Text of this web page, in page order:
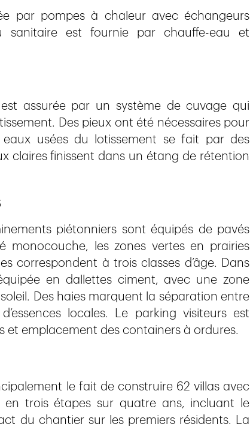
par pompes à chaleur avec échangeurs
sanitaire est fournie par chauffe-eau et
assurée par un système de cuvage qui
Des pieux ont été nécessaires pour
eaux usées du lotissement se fait par des
claires finissent dans un étang de rétention
piétonniers sont équipés de pavés
monocouche, les zones vertes en prairies
correspondent à trois classes d’âge. Dans
en dallettes ciment, avec une zone
Des haies marquent la séparation entre
locales. Le parking visiteurs est
et emplacement des containers à ordures.
le fait de construire 62 villas avec
trois étapes sur quatre ans, incluant le
du chantier sur les premiers résidents. La